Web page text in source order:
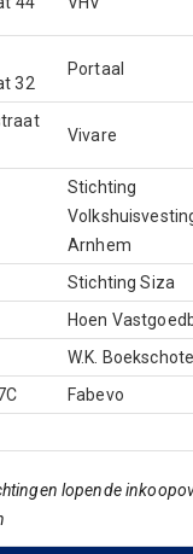
32
Portaal
Vivare
Stichting
Arnhem
Stichting Siza
Hoen
W.K.
Fabevo
lopende